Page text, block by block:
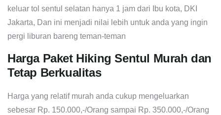
keluar tol sentul selatan hanya 1 jam dari Ibu kota, DKI
Jakarta, Dan ini menjadi nilai lebih untuk anda yang ingin
pergi liburan bareng teman-teman
Harga Paket Hiking Sentul Murah dan
Tetap Berkualitas
Harga yang relatif murah anda cukup mengeluarkan
sebesar Rp. 150.000,-/Orang sampai Rp. 350.000,-/Orang